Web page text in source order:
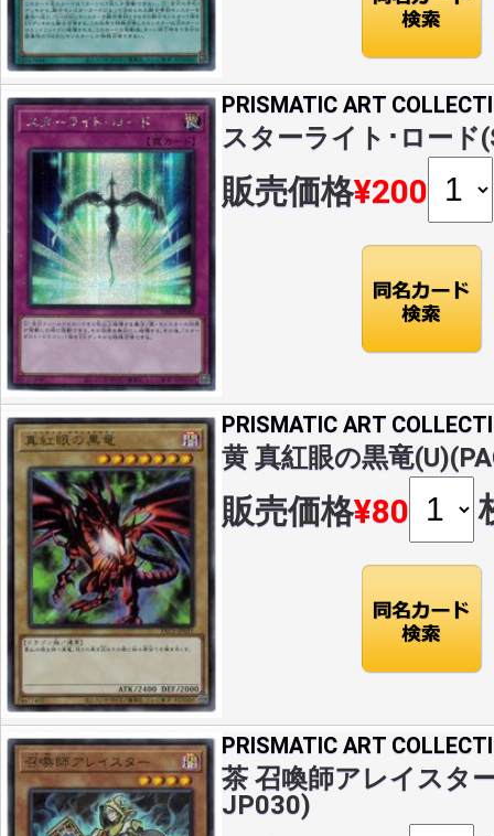
PRISMATIC ART
スターライト･ロード
販売価格¥200
PRISMATIC ART
黄 真紅眼の黒竜
販売価格¥80
PRISMATIC ART
茶 召喚師アレイスタ
JP030)